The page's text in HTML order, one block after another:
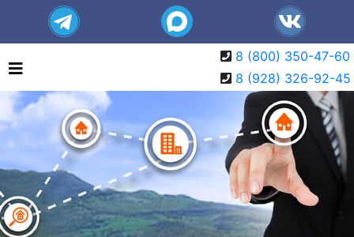
8 (800) 350-47-60
8 (928) 326-92-45